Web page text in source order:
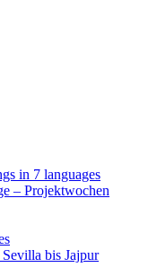
in 7 languages
– Projektwochen
Sevilla bis Jajpur